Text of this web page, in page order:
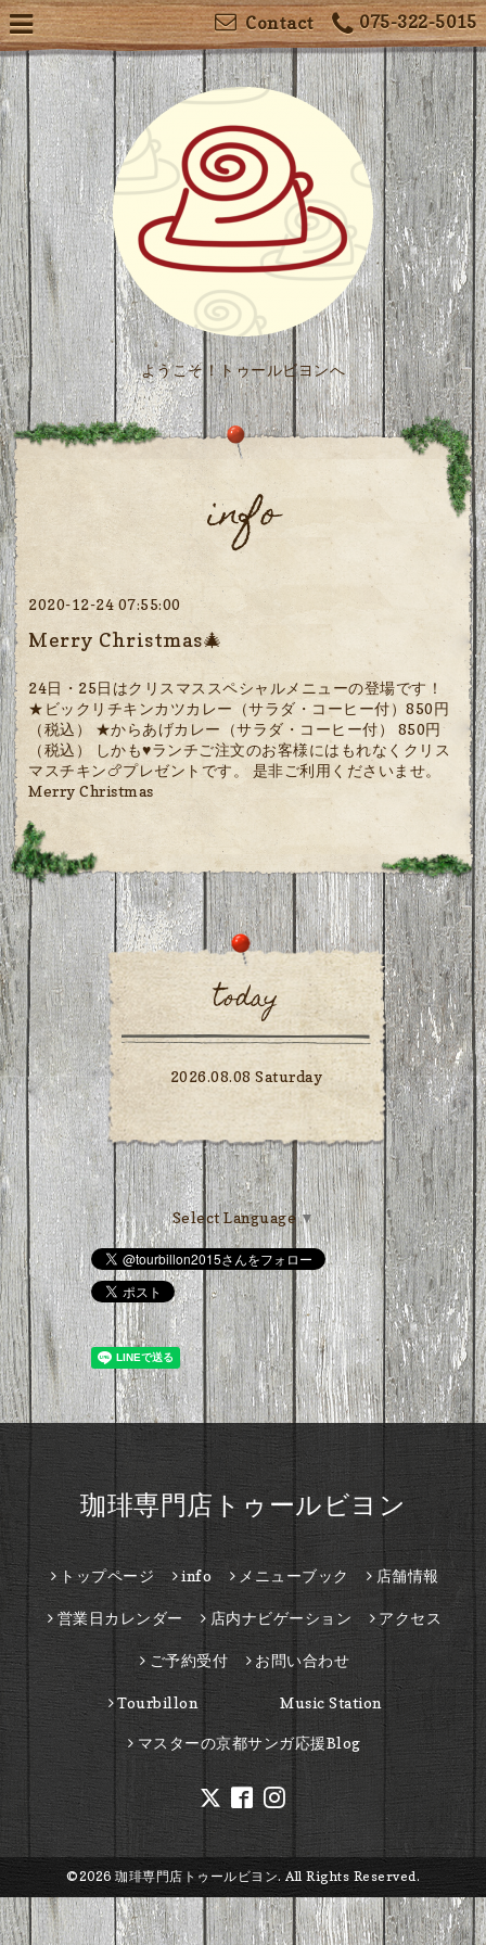
075-322-5015
Contact
ようこそ！トゥールビヨンへ
info
2020-12-24 07:55:00
Merry Christmas🎄
24日・25日はクリスマススペシャルメニューの登場です！
★ビックリチキンカツカレー（サラダ・コーヒー付）850円
（税込） ★からあげカレー（サラダ・コーヒー付） 850円
（税込） しかも♥️ランチご注文のお客様にはもれなくクリス
マスチキン🍗プレゼントです。 是非ご利用くださいませ。
Merry Christmas
today
2026.08.08 Saturday
Select Language▼
珈琲専門店トゥールビヨン
トップページ info メニューブック 店舗情報
営業日カレンダー 店内ナビゲーション アクセス
ご予約受付 お問い合わせ
Tourbillon Music Station
マスターの京都サンガ応援Blog
©2026 珈琲専門店トゥールビヨン. All Rights Reserved.